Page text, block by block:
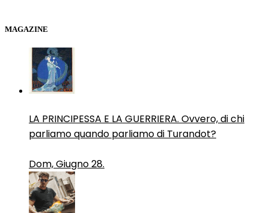
MAGAZINE
LA PRINCIPESSA E LA GUERRIERA. Ovvero, di chi
parliamo quando parliamo di Turandot?
Dom, Giugno 28.